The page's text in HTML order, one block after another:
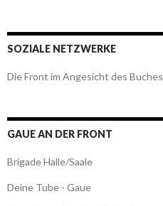
SOZIALE NETZWERKE
Die Front im Angesicht des Buches
GAUE AN DER FRONT
Brigade Halle/Saale
Deine Tube - Gaue